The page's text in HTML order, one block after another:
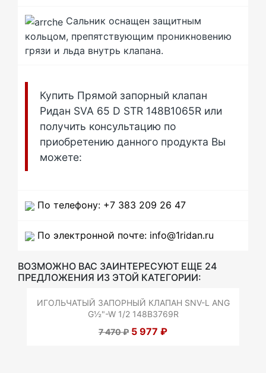
Сальник оснащен защитным
кольцом, препятствующим проникновению
грязи и льда внутрь клапана.
Купить Прямой запорный клапан
Ридан SVA 65 D STR 148B1065R или
получить консультацию по
приобретению данного продукта Вы
можете:
По телефону: +7 383 209 26 47
По электронной почте: info@1ridan.ru
ВОЗМОЖНО ВАС ЗАИНТЕРЕСУЮТ ЕЩЕ 24
ПРЕДЛОЖЕНИЯ ИЗ ЭТОЙ КАТЕГОРИИ:
ИГОЛЬЧАТЫЙ ЗАПОРНЫЙ КЛАПАН SNV-L ANG
G½"-W 1/2 148B3769R
7 470 ₽ 5 977 ₽